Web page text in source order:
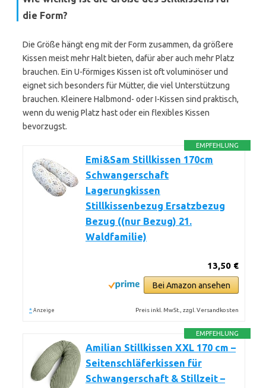
die Form?
Die Größe hängt eng mit der Form zusammen, da größere
Kissen meist mehr Halt bieten, dafür aber auch mehr Platz
brauchen. Ein U-förmiges Kissen ist oft voluminöser und
eignet sich besonders für Mütter, die viel Unterstützung
brauchen. Kleinere Halbmond- oder I-Kissen sind praktisch,
wenn du wenig Platz hast oder ein flexibles Kissen
bevorzugst.
EMPFEHLUNG
Emi&Sam Stillkissen 170cm
Schwangerschaft
Lagerungkissen
Stillkissenbezug Ersatzbezug
Bezug ((nur Bezug) 21.
Waldfamilie)
13,50 €
Bei Amazon ansehen
* Anzeige Preis inkl. MwSt., zzgl. Versandkosten
EMPFEHLUNG
Amilian Stillkissen XXL 170 cm –
Seitenschläferkissen für
Schwangerschaft & Stillzeit –